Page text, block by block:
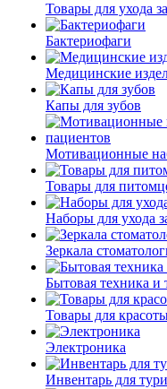
Товары для ухода
Бактериофаги
Медицинские
Капы для зубов
Мотивационные
Товары для
Наборы для ухода
Зеркала
Бытовая техника и
Товары для
Электроника
Инвентарь для